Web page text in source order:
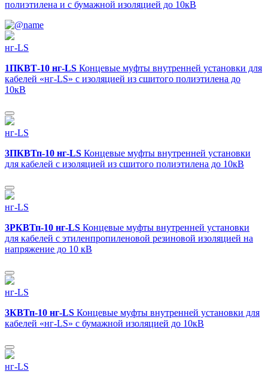
полиэтилена и с бумажной изоляцией до 10кВ
нг-LS
1ПКВТ-10 нг-LS Концевые муфты внутренней установки для
кабелей «нг-LS» с изоляцией из сшитого полиэтилена до
10кВ
нг-LS
3ПКВТп-10 нг-LS Концевые муфты внутренней установки
для кабелей с изоляцией из сшитого полиэтилена до 10кВ
нг-LS
3РКВТп-10 нг-LS Концевые муфты внутренней установки
для кабелей с этиленпропиленовой резиновой изоляцией на
напряжение до 10 кВ
нг-LS
3КВТп-10 нг-LS Концевые муфты внутренней установки для
кабелей «нг-LS» с бумажной изоляцией до 10кВ
нг-LS